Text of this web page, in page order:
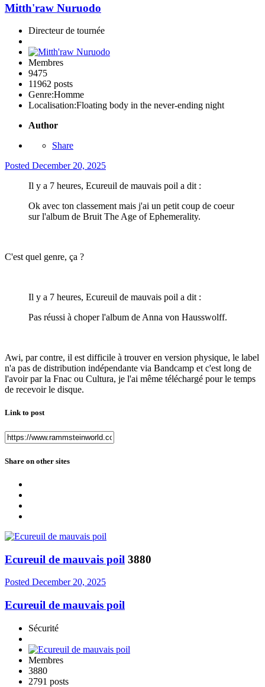
Mitth'raw Nuruodo
Directeur de tournée
Membres
9475
11962 posts
Genre:Homme
Localisation:Floating body in the never-ending night
Author
Share
Posted December 20, 2025
Il y a 7 heures, Ecureuil de mauvais poil a dit :
Ok avec ton classement mais j'ai un petit coup de coeur
sur l'album de Bruit The Age of Ephemerality.
C'est quel genre, ça ?
Il y a 7 heures, Ecureuil de mauvais poil a dit :
Pas réussi à choper l'album de Anna von Hausswolff.
Awi, par contre, il est difficile à trouver en version physique, le label
n'a pas de distribution indépendante via Bandcamp et c'est long de
l'avoir par la Fnac ou Cultura, je l'ai même téléchargé pour le temps
de recevoir le disque.
Link to post
Share on other sites
Ecureuil de mauvais poil 3880
Posted December 20, 2025
Ecureuil de mauvais poil
Sécurité
Membres
3880
2791 posts